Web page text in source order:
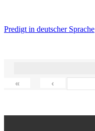
Predigt in deutscher Sprache
« ‹